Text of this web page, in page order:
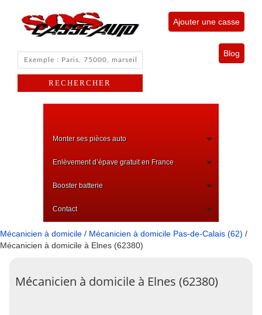
Ajouter une casse
Blog
Monter ses pièces auto
Enlèvement d’épave gratuit en France
Booster batterie
Contact
Mécanicien à domicile / Mécanicien à domicile Pas-de-Calais (62) /
Mécanicien à domicile à Elnes (62380)
Mécanicien à domicile à Elnes (62380)